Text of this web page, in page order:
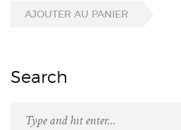
AJOUTER AU PANIER
Search